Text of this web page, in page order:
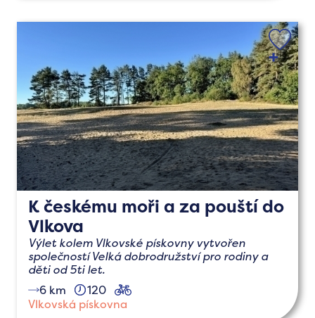
K českému moři a za pouští do
Vlkova
Výlet kolem Vlkovské pískovny vytvořen
společností Velká dobrodružství pro rodiny a
děti od 5ti let.
6 km
120
Vlkovská pískovna